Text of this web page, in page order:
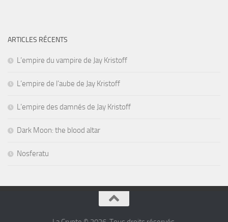
ARTICLES RÉCENTS
L’empire du vampire de Jay Kristoff
L’empire de l’aube de Jay Kristoff
L’empire des damnés de Jay Kristoff
Dark Moon: the blood altar
Nosferatu